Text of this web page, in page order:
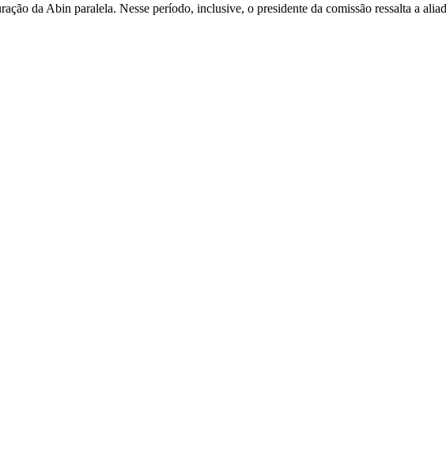
da Abin paralela. Nesse período, inclusive, o presidente da comissão ressalta a